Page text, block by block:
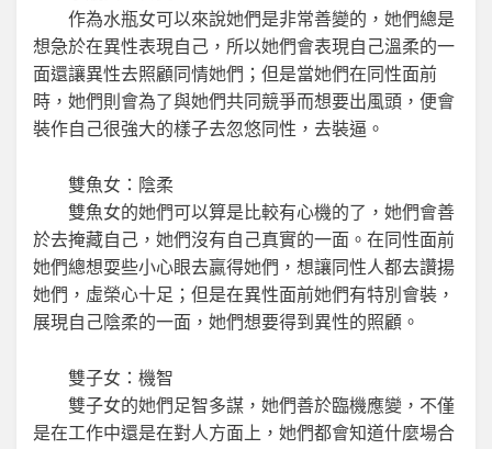
作為水瓶女可以來說她們是非常善變的，她們總是
想急於在異性表現自己，所以她們會表現自己溫柔的一
面還讓異性去照顧同情她們；但是當她們在同性面前
時，她們則會為了與她們共同競爭而想要出風頭，便會
裝作自己很強大的樣子去忽悠同性，去裝逼。
雙魚女：陰柔
雙魚女的她們可以算是比較有心機的了，她們會善
於去掩藏自己，她們沒有自己真實的一面。在同性面前
她們總想耍些小心眼去贏得她們，想讓同性人都去讚揚
她們，虛榮心十足；但是在異性面前她們有特別會裝，
展現自己陰柔的一面，她們想要得到異性的照顧。
雙子女：機智
雙子女的她們足智多謀，她們善於臨機應變，不僅
是在工作中還是在對人方面上，她們都會知道什麼場合